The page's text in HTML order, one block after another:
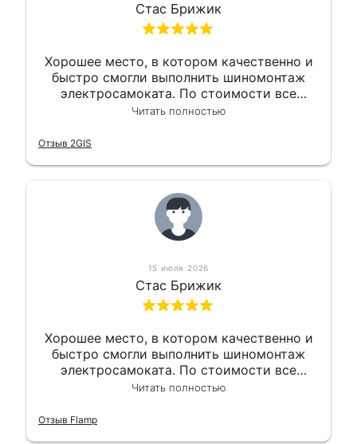
Стас Брижик
Хорошее место, в котором качественно и
быстро смогли выполнить шиномонтаж
электросамоката. По стоимости все
вышло вообще приемлемо хочу сказать.
Читать полностью
Отзыв 2GIS
15 июля 2026
Стас Брижик
Хорошее место, в котором качественно и
быстро смогли выполнить шиномонтаж
электросамоката. По стоимости все
вышло вообще приемлемо хочу сказать.
Читать полностью
Отзыв Flamp